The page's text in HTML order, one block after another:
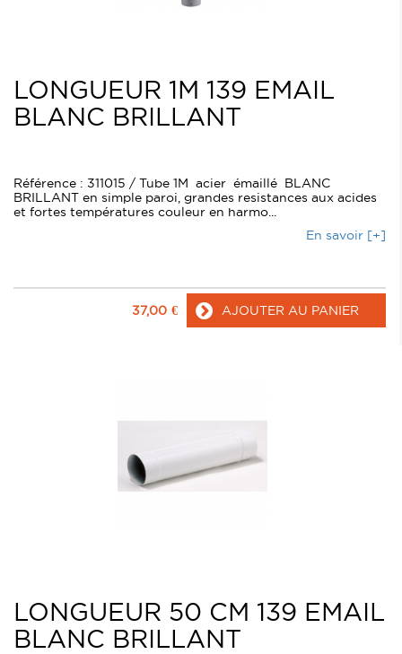
LONGUEUR 1M 139 EMAIL
BLANC BRILLANT
Référence : 311015 / Tube 1M acier émaillé BLANC
BRILLANT en simple paroi, grandes resistances aux acides
et fortes températures couleur en harmo...
En savoir [+]
37,00 € AJOUTER AU PANIER
LONGUEUR 50 CM 139 EMAIL
BLANC BRILLANT